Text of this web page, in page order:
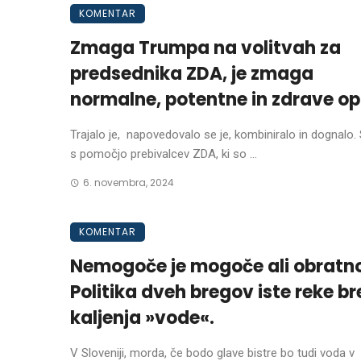
KOMENTAR
Zmaga Trumpa na volitvah za
predsednika ZDA, je zmaga
normalne, potentne in zdrave
Trajalo je, napovedovalo se je, kombiniralo in dognalo.
s pomočjo prebivalcev ZDA, ki so ...
6. novembra, 2024
KOMENTAR
Nemogoče je mogoče ali
Politika dveh bregov iste reke
kaljenja »vode«.
V Sloveniji, morda, če bodo glave bistre bo tudi voda v